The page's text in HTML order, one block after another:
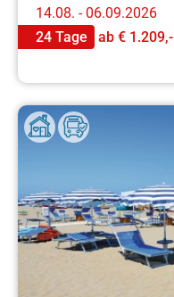
14.08. - 06.09.2026
24 Tage
ab € 1.209,-